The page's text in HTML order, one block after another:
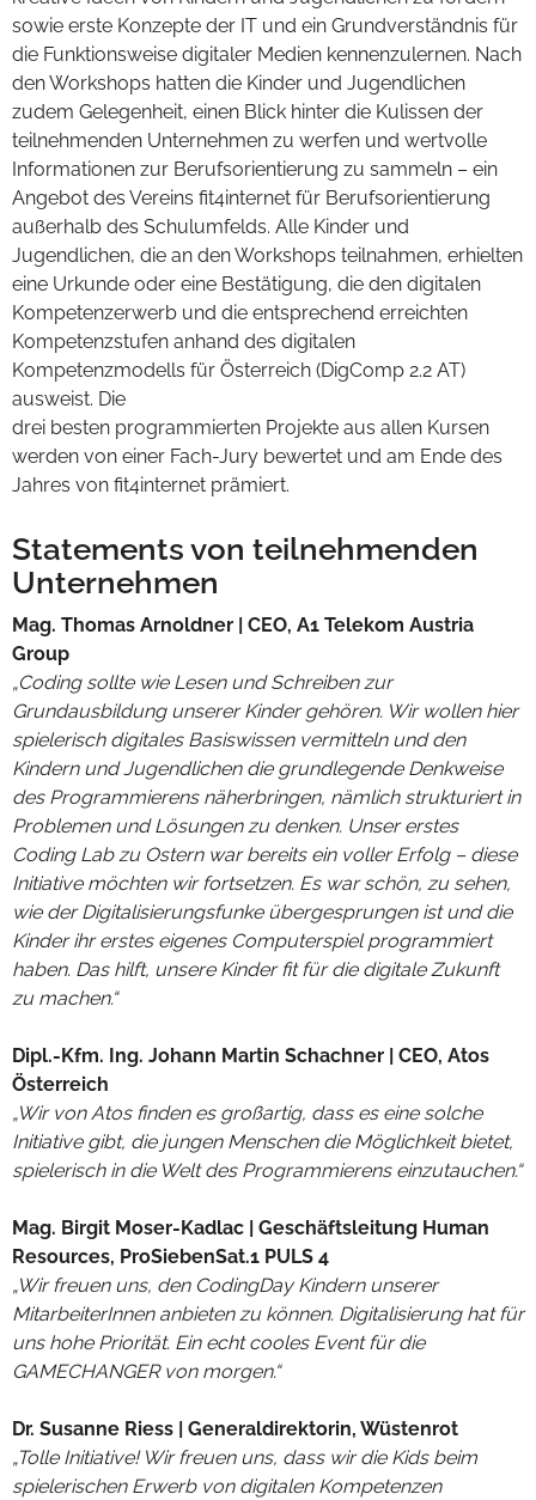
sowie erste Konzepte der IT und ein Grundverständnis für
die Funktionsweise digitaler Medien kennenzulernen. Nach
den Workshops hatten die Kinder und Jugendlichen
zudem Gelegenheit, einen Blick hinter die Kulissen der
teilnehmenden Unternehmen zu werfen und wertvolle
Informationen zur Berufsorientierung zu sammeln – ein
Angebot des Vereins fit4internet für Berufsorientierung
außerhalb des Schulumfelds. Alle Kinder und
Jugendlichen, die an den Workshops teilnahmen, erhielten
eine Urkunde oder eine Bestätigung, die den digitalen
Kompetenzerwerb und die entsprechend erreichten
Kompetenzstufen anhand des digitalen
Kompetenzmodells für Österreich (DigComp 2.2 AT)
ausweist. Die
drei besten programmierten Projekte aus allen Kursen
werden von einer Fach-Jury bewertet und am Ende des
Jahres von fit4internet prämiert.
Statements von teilnehmenden
Unternehmen
Mag. Thomas Arnoldner | CEO, A1 Telekom Austria
Group
„Coding sollte wie Lesen und Schreiben zur
Grundausbildung unserer Kinder gehören. Wir wollen hier
spielerisch digitales Basiswissen vermitteln und den
Kindern und Jugendlichen die grundlegende Denkweise
des Programmierens näherbringen, nämlich strukturiert in
Problemen und Lösungen zu denken. Unser erstes
Coding Lab zu Ostern war bereits ein voller Erfolg – diese
Initiative möchten wir fortsetzen. Es war schön, zu sehen,
wie der Digitalisierungsfunke übergesprungen ist und die
Kinder ihr erstes eigenes Computerspiel programmiert
haben. Das hilft, unsere Kinder fit für die digitale Zukunft
zu machen.“
Dipl.-Kfm. Ing. Johann Martin Schachner | CEO, Atos
Österreich
„Wir von Atos finden es großartig, dass es eine solche
Initiative gibt, die jungen Menschen die Möglichkeit bietet,
spielerisch in die Welt des Programmierens einzutauchen.“
Mag. Birgit Moser-Kadlac | Geschäftsleitung Human
Resources, ProSiebenSat.1 PULS 4
„Wir freuen uns, den CodingDay Kindern unserer
MitarbeiterInnen anbieten zu können. Digitalisierung hat für
uns hohe Priorität. Ein echt cooles Event für die
GAMECHANGER von morgen.“
Dr. Susanne Riess | Generaldirektorin, Wüstenrot
„Tolle Initiative! Wir freuen uns, dass wir die Kids beim
spielerischen Erwerb von digitalen Kompetenzen